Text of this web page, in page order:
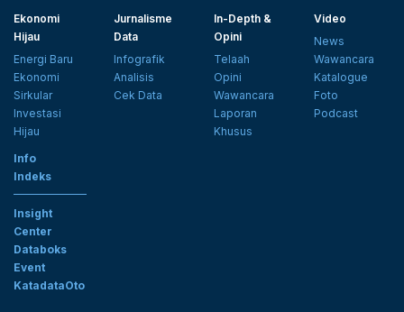
Ekonomi
Hijau
Energi Baru
Ekonomi
Sirkular
Investasi
Hijau
Jurnalisme
Data
Infografik
Analisis
Cek Data
In-Depth &
Opini
Telaah
Opini
Wawancara
Laporan
Khusus
Video
News
Wawancara
Katalogue
Foto
Podcast
Info
Indeks
Insight
Center
Databoks
Event
KatadataOto